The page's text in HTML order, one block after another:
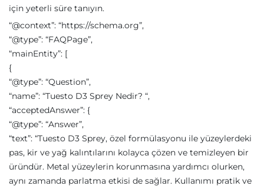
için yeterli süre tanıyın.
“@context”: “https://schema.org”,
“@type”: “FAQPage”,
“mainEntity”: [
{
“@type”: “Question”,
“name”: “Tuesto D3 Sprey Nedir? “,
“acceptedAnswer”: {
“@type”: “Answer”,
“text”: “Tuesto D3 Sprey, özel formülasyonu ile yüzeylerdeki
pas, kir ve yağ kalıntılarını kolayca çözen ve temizleyen bir
üründür. Metal yüzeylerin korunmasına yardımcı olurken,
aynı zamanda parlatma etkisi de sağlar. Kullanımı pratik ve